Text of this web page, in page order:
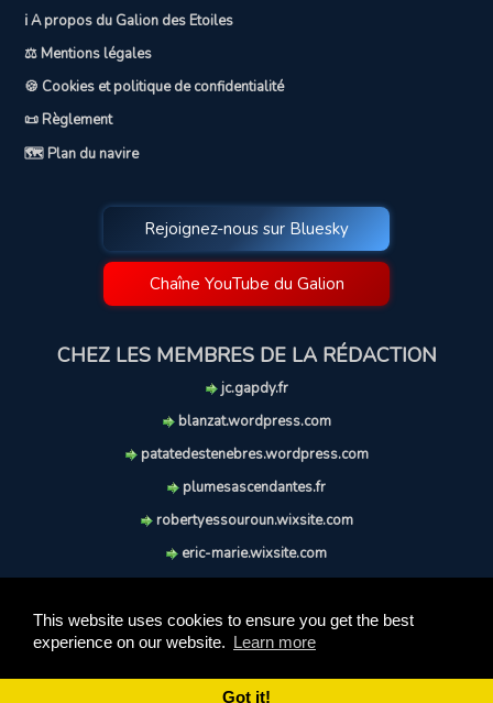
This website uses cookies to ensure you get the best
experience on our website. Learn more
Got it!
ℹ️ A propos du Galion des Etoiles
⚖️ Mentions légales
🍪 Cookies et politique de confidentialité
📜 Règlement
🗺️ Plan du navire
Rejoignez-nous sur Bluesky
Chaîne YouTube du Galion
CHEZ LES MEMBRES DE LA RÉDACTION
jc.gapdy.fr
blanzat.wordpress.com
patatedestenebres.wordpress.com
plumesascendantes.fr
robertyessouroun.wixsite.com
eric-marie.wixsite.com
soufflereve.blogspot.com
Ce site est réalisé et maintenu avec coeur et passion.